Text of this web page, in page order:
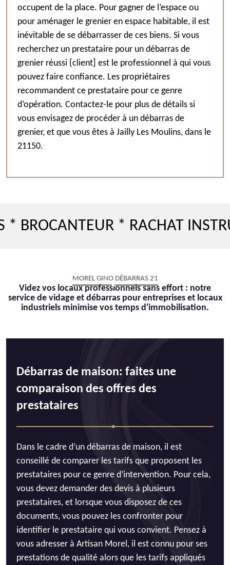
occupent de la place. Pour gagner de l’espace ou
pour aménager le grenier en espace habitable, il est
inévitable de se débarrasser de ces biens. Si vous
recherchez un prestataire pour un débarras de
grenier réussi {client] est le professionnel à qui vous
pouvez faire confiance. Les propriétaires
recommandent ce prestataire pour ce genre
d’opération. Contactez-le pour plus de détails si
vous envisagez de procéder à un débarras de
grenier, et que vous êtes à Jailly Les Moulins, dans le
21150.
* RACHAT
MOREL GINO DÉBARRAS 21
Videz vos locaux professionnels sans effort : notre
service de vidage et débarras pour entreprises et locaux
industriels minimise vos temps d'immobilisation.
Débarras de maison: faites une
comparaison des offres des
prestataires
Dans le cadre d’un débarras de maison, il est
conseillé de comparer les tarifs que proposent les
prestataires pour ce genre d’intervention. Pour cela,
vous devez demander des devis à plusieurs
prestataires, et lorsque vous disposez de ces
documents, vous pouvez les confronter pour
identifier le prestataire qui vous convient. Pensez à
vous adresser à Artisan Morel, il est connu pour ses
prestations de qualité alors que les tarifs appliqués